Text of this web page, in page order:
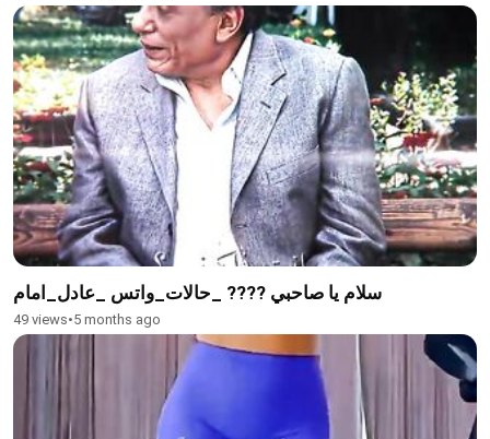
سلام يا صاحبي ???? _حالات_واتس _عادل_امام
49 views•5 months ago